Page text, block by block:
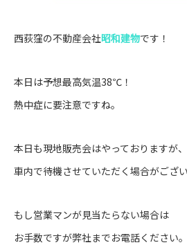
西荻窪の不動産会社昭和建物です！
本日は予想最高気温38℃！
熱中症に要注意ですね。
本日も現地販売会はやっておりますが
車内で待機させていただく場合がござい
もし営業マンが見当たらない場合は
お手数ですが弊社までお電話ください。